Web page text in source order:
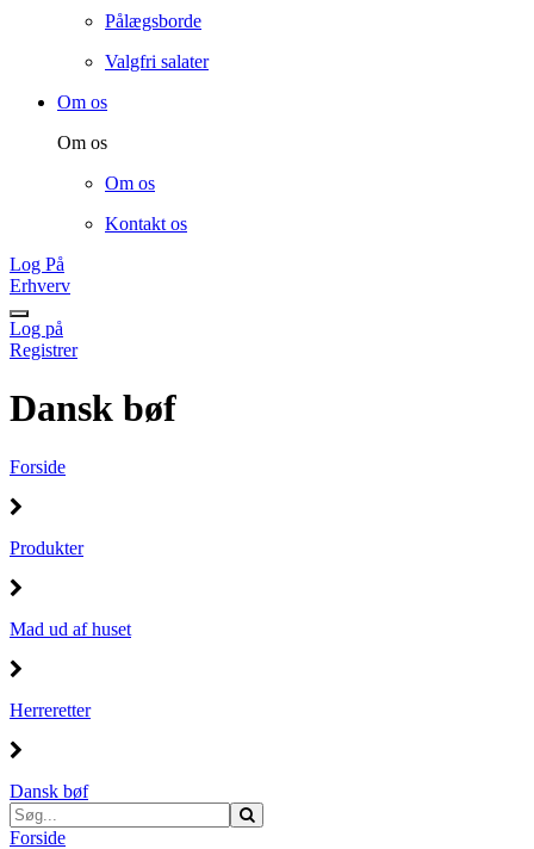
Pålægsborde
Valgfri salater
Om os
Om os
Om os
Kontakt os
Log På
Erhverv
Log på
Registrer
Dansk bøf
Forside
Produkter
Mad ud af huset
Herreretter
Dansk bøf
Forside